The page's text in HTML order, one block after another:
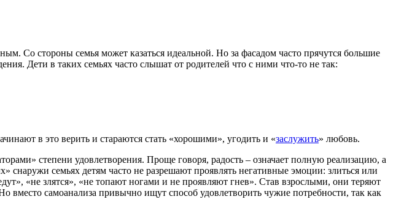
Со стороны семья может казаться идеальной. Но за фасадом часто прячутся большие
Дети в таких семьях часто слышат от родителей что с ними что-то не так:
в это верить и стараются стать «хорошими», угодить и «заслужить» любовь.
степени удовлетворения. Проще говоря, радость – означает полную реализацию, а
снаружи семьях детям часто не разрешают проявлять негативные эмоции: злиться или
«не злятся», «не топают ногами и не проявляют гнев». Став взрослыми, они теряют
самоанализа привычно ищут способ удовлетворить чужие потребности, так как